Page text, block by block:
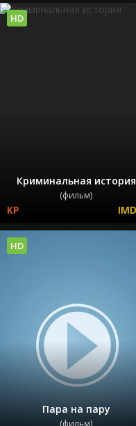
Криминальная история
(фильм)
HD
Пара на пару
(фильм)
HD